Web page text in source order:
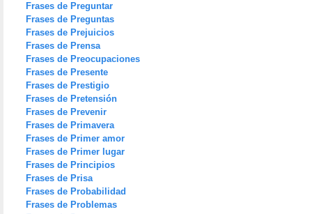
Frases de Preguntar
Frases de Preguntas
Frases de Prejuicios
Frases de Prensa
Frases de Preocupaciones
Frases de Presente
Frases de Prestigio
Frases de Pretensión
Frases de Prevenir
Frases de Primavera
Frases de Primer amor
Frases de Primer lugar
Frases de Principios
Frases de Prisa
Frases de Probabilidad
Frases de Problemas